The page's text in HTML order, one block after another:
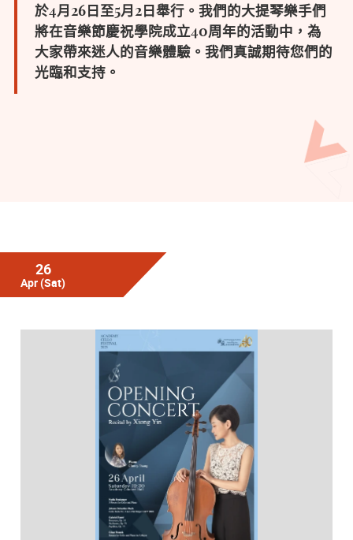
於4月 26 日至5月 2 日舉行。我們的大提琴樂手們
將在音樂節慶祝學院成立40周年的活動中，為
大家帶來迷人的音樂體驗。我們真誠期待您們的
光臨和支持。
26
Apr(Sat)